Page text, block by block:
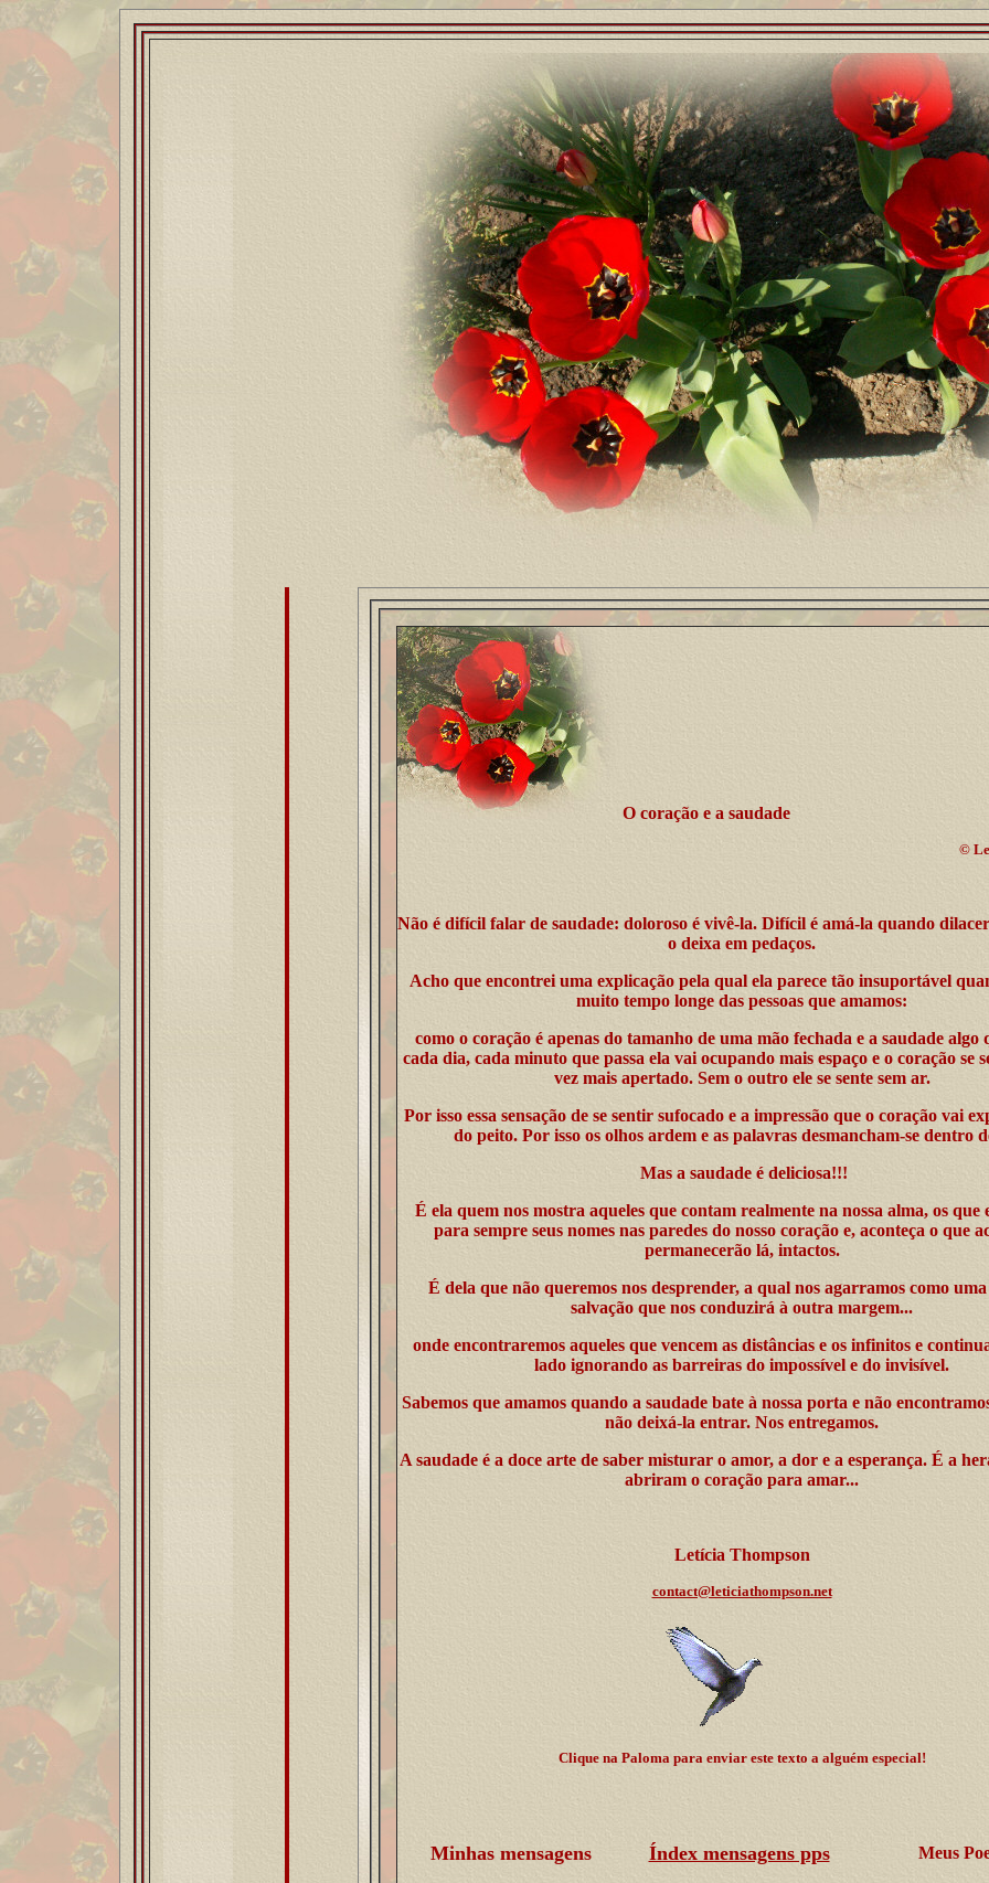
O coração e a saudade
©
Não é difícil falar de saudade: doloroso é vivê-la. Difícil é amá-la quando
o deixa em pedaços.
Acho que encontrei uma explicação pela qual ela parece tão insuportável
muito tempo longe das pessoas que amamos:
como o coração é apenas do tamanho de uma mão fechada e a saudade algo
cada dia, cada minuto que passa ela vai ocupando mais espaço e o coração se
vez mais apertado. Sem o outro ele se sente sem ar.
Por isso essa sensação de se sentir sufocado e a impressão que o coração vai
do peito. Por isso os olhos ardem e as palavras desmancham-se dentro
Mas a saudade é deliciosa!!!
É ela quem nos mostra aqueles que contam realmente na nossa alma, os que
para sempre seus nomes nas paredes do nosso coração e, aconteça o que
permanecerão lá, intactos.
É dela que não queremos nos desprender, a qual nos agarramos como
salvação que nos conduzirá à outra margem...
onde encontraremos aqueles que vencem as distâncias e os infinitos e
lado ignorando as barreiras do impossível e do invisível.
Sabemos que amamos quando a saudade bate à nossa porta e não
não deixá-la entrar. Nos entregamos.
A saudade é a doce arte de saber misturar o amor, a dor e a esperança. É a
abriram o coração para amar...
Letícia Thompson
contact@leticiathompson.net
Clique na Paloma para enviar este texto a alguém especial!
Minhas mensagens Índex mensagens pps Meus